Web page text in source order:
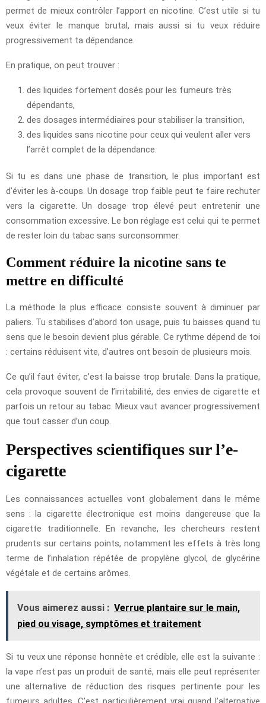
permet de mieux contrôler l’apport en nicotine. C’est utile si tu
veux éviter le manque brutal, mais aussi si tu veux réduire
progressivement ta dépendance.
En pratique, on peut trouver :
des liquides fortement dosés pour les fumeurs très
dépendants,
des dosages intermédiaires pour stabiliser la transition,
des liquides sans nicotine pour ceux qui veulent aller vers
l’arrêt complet de la dépendance.
Si tu es dans une phase de transition, le plus important est
d’éviter les à-coups. Un dosage trop faible peut te faire rechuter
vers la cigarette. Un dosage trop élevé peut entretenir une
consommation excessive. Le bon réglage est celui qui te permet
de rester loin du tabac sans surconsommer.
Comment réduire la nicotine sans te
mettre en difficulté
La méthode la plus efficace consiste souvent à diminuer par
paliers. Tu stabilises d’abord ton usage, puis tu baisses quand tu
sens que le besoin devient plus gérable. Ce rythme dépend de toi
: certains réduisent vite, d’autres ont besoin de plusieurs mois.
Ce qu’il faut éviter, c’est la baisse trop brutale. Dans la pratique,
cela provoque souvent de l’irritabilité, des envies de cigarette et
parfois un retour au tabac. Mieux vaut avancer progressivement
que tout casser d’un coup.
Perspectives scientifiques sur l’e-
cigarette
Les connaissances actuelles vont globalement dans le même
sens : la cigarette électronique est moins dangereuse que la
cigarette traditionnelle. En revanche, les chercheurs restent
prudents sur certains points, notamment les effets à très long
terme de l’inhalation répétée de propylène glycol, de glycérine
végétale et de certains arômes.
Vous aimerez aussi : Verrue plantaire sur le main,
pied ou visage, symptômes et traitement
Si tu veux une réponse honnête et crédible, elle est la suivante :
la vape n’est pas un produit de santé, mais elle peut représenter
une alternative de réduction des risques pertinente pour les